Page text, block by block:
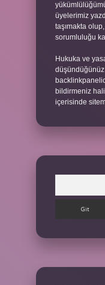
üyelerimiz
taşımakta
sorumluluğu
Hukuka ve
bildirmeniz
içerisinde